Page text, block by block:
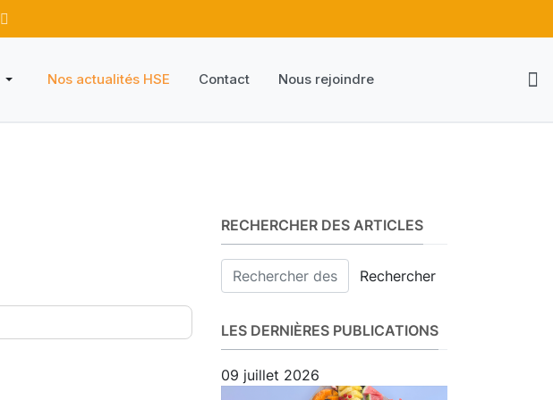
Nos actualités HSE Contact Nous rejoindre
RECHERCHER DES ARTICLES
Rechercher
LES DERNIÈRES PUBLICATIONS
09 juillet 2026